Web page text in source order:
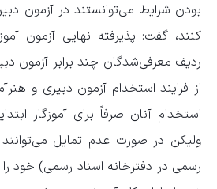
بودن شرایط می‌توانستند در آزمون
کنند، گفت: پذیرفته نهایی آزمون
ردیف معرفی‌شدگان چند برابر آزمون
از فرایند استخدام آزمون دبیری و
استخدام آنان صرفاً برای آموزگار
ولیکن در صورت عدم تمایل
رسمی در دفترخانه اسناد رسمی) خود را